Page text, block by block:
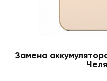
Замена